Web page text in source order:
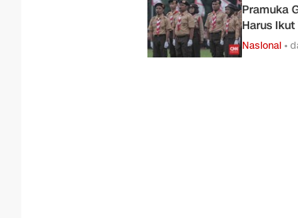
Pramuka
Harus Ikut
Nasional •